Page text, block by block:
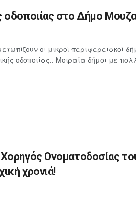
οδοποιίας στο Δήμο
οι μικροί περιφερειακοί
οδοποιίας.. Μοιραία δήμοι με
Ονοματοδοσίας
χρονιά!